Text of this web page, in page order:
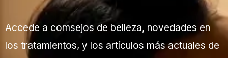
Accede a comsejos de belleza, novedades en
los tratamientos, y los artículos más actuales de